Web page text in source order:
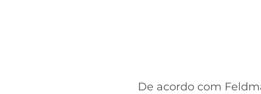
De acordo com